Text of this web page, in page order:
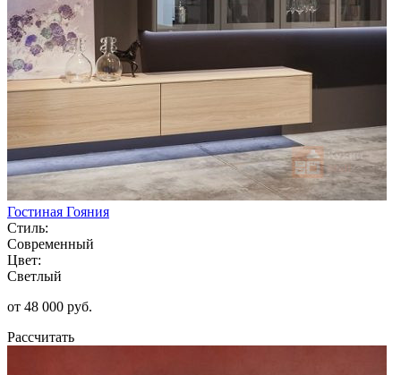
Гостиная Гояния
Стиль:
Современный
Цвет:
Светлый
от 48 000 руб.
Рассчитать